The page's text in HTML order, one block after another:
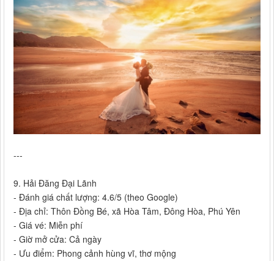
---
9. Hải Đăng Đại Lãnh
- Đánh giá chất lượng: 4.6/5 (theo Google)
- Địa chỉ: Thôn Đồng Bé, xã Hòa Tâm, Đông Hòa, Phú Yên
- Giá vé: Miễn phí
- Giờ mở cửa: Cả ngày
- Ưu điểm: Phong cảnh hùng vĩ, thơ mộng